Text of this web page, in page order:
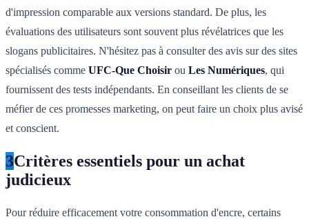
d'impression comparable aux versions standard. De plus, les
évaluations des utilisateurs sont souvent plus révélatrices que les
slogans publicitaires. N'hésitez pas à consulter des avis sur des sites
spécialisés comme UFC-Que Choisir ou Les Numériques, qui
fournissent des tests indépendants. En conseillant les clients de se
méfier de ces promesses marketing, on peut faire un choix plus avisé
et conscient.
3Critères essentiels pour un achat
judicieux
Pour réduire efficacement votre consommation d'encre, certains